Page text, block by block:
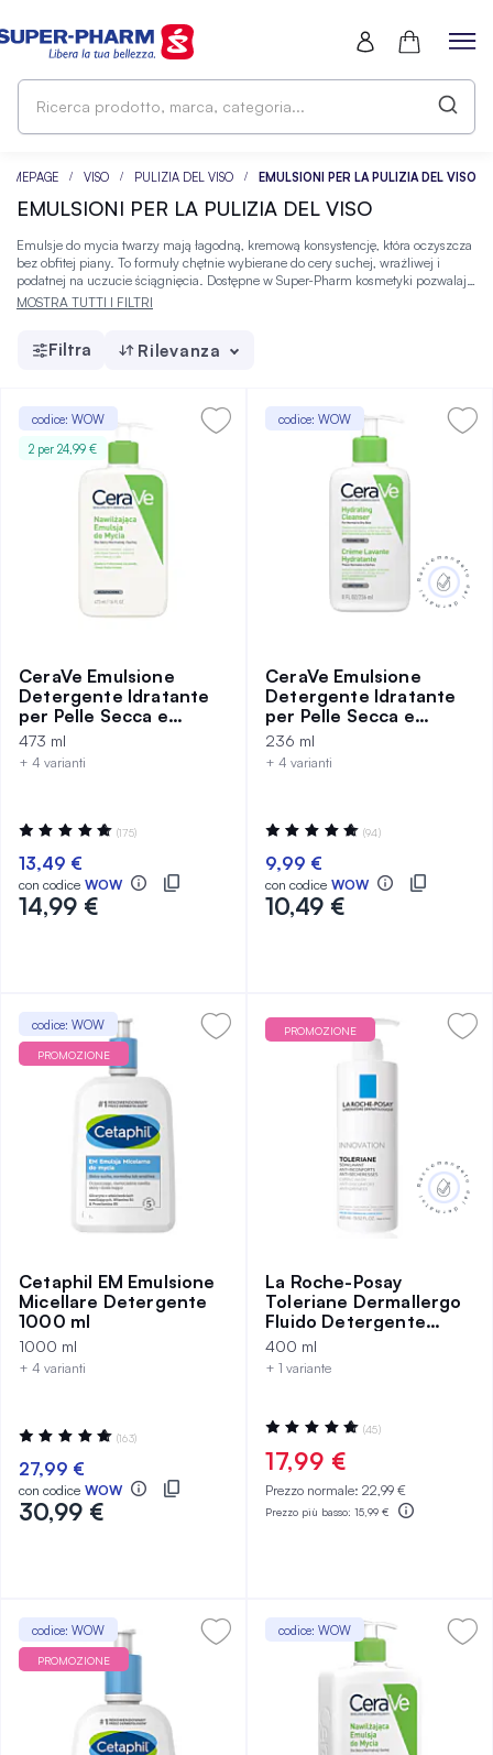
VISO PULIZIA DEL VISO EMULSIONI PER LA PULIZIA DEL VISO
EMULSIONI PER LA PULIZIA DEL VISO
Emulsje do mycia twarzy mają łagodną, kremową konsystencję, która oczyszcza
bez obfitej piany. To formuły chętnie wybierane do cery suchej, wrażliwej i
podatnej na uczucie ściągnięcia. Dostępne w Super-Pharm kosmetyki pozwalają
dopasować wybór do aktualnego stanu skóry i etapu pielęgnacji.
MOSTRA TUTTI I FILTRI
Filtra Rilevanza
codice: WOW
2 per 24,99 €
CeraVe Emulsione
Detergente Idratante
per Pelle Secca e
Normale 473 ml
473 ml
+ 4 varianti
Valutazione:
99%
(175)
13,49 €
con codice WOW
14,99 €
codice: WOW
CeraVe Emulsione
Detergente Idratante
per Pelle Secca e
Normale 236 ml
236 ml
+ 4 varianti
Valutazione:
98%
(94)
9,99 €
con codice WOW
10,49 €
codice: WOW
PROMOZIONE
Cetaphil EM Emulsione
Micellare Detergente
1000 ml
1000 ml
+ 4 varianti
Valutazione:
99%
(163)
27,99 €
con codice WOW
30,99 €
PROMOZIONE
La Roche-Posay
Toleriane Dermallergo
Fluido Detergente
Delicato 400 ml
400 ml
+ 1 variante
Valutazione:
98%
(45)
17,99 €
Prezzo normale: 22,99 €
Prezzo più basso: 15,99 €
codice: WOW
PROMOZIONE
codice: WOW